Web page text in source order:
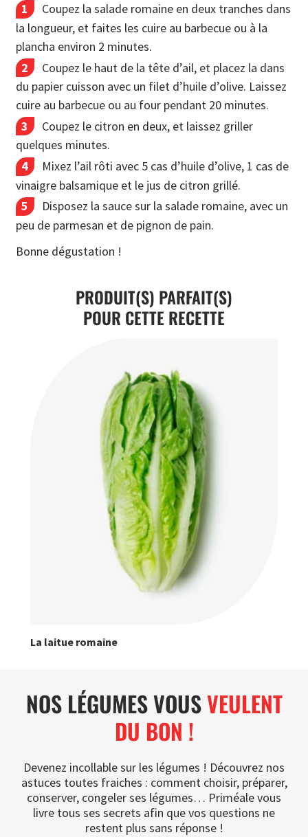
Coupez la salade romaine en deux tranches dans
la longueur, et faites les cuire au barbecue ou à la
plancha environ 2 minutes.
Coupez le haut de la tête d’ail, et placez la dans
du papier cuisson avec un filet d’huile d’olive. Laissez
cuire au barbecue ou au four pendant 20 minutes.
Coupez le citron en deux, et laissez griller
quelques minutes.
Mixez l’ail rôti avec 5 cas d’huile d’olive, 1 cas de
vinaigre balsamique et le jus de citron grillé.
Disposez la sauce sur la salade romaine, avec un
peu de parmesan et de pignon de pain.
Bonne dégustation !
PRODUIT(S) PARFAIT(S)
POUR CETTE RECETTE
La laitue romaine
NOS LÉGUMES VOUSVEULENT
DU BON !
Devenez incollable sur les légumes ! Découvrez nos
astuces toutes fraiches : comment choisir, préparer,
conserver, congeler ses légumes… Priméale vous
livre tous ses secrets afin que vos questions ne
restent plus sans réponse !